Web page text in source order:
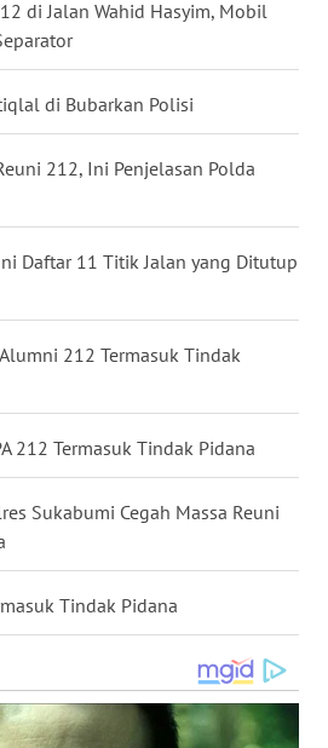
di Jalan Wahid Hasyim, Mobil
di Bubarkan Polisi
212, Ini Penjelasan Polda
Daftar 11 Titik Jalan yang Ditutup
212 Termasuk Tindak
212 Termasuk Tindak Pidana
Sukabumi Cegah Massa Reuni
Tindak Pidana